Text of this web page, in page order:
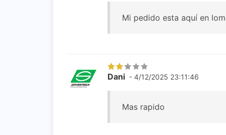
Mi pedido esta aquí en
Dani - 4/12/2025 23:11:46
Mas rapido